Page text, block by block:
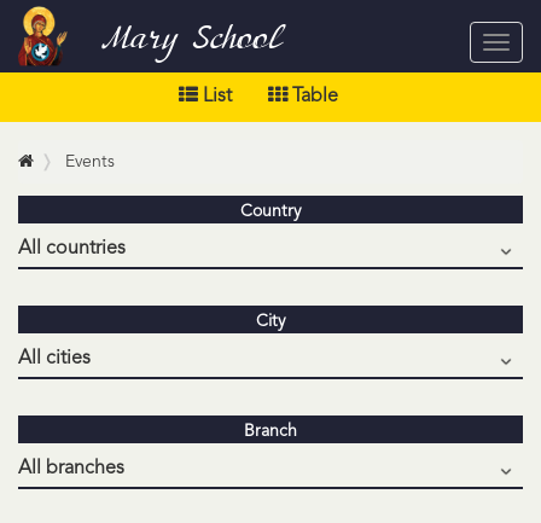
Mary School
List Table
Events
Country
City
Branch